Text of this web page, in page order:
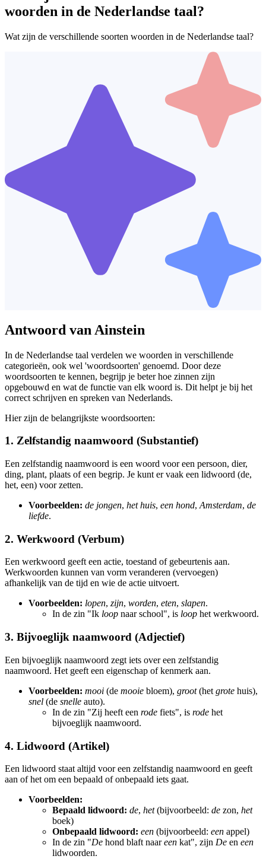
woorden in de Nederlandse taal?
Wat zijn de verschillende soorten woorden in de Nederlandse taal?
Antwoord van Ainstein
In de Nederlandse taal verdelen we woorden in verschillende
categorieën, ook wel 'woordsoorten' genoemd. Door deze
woordsoorten te kennen, begrijp je beter hoe zinnen zijn
opgebouwd en wat de functie van elk woord is. Dit helpt je bij het
correct schrijven en spreken van Nederlands.
Hier zijn de belangrijkste woordsoorten:
1. Zelfstandig naamwoord (Substantief)
Een zelfstandig naamwoord is een woord voor een persoon, dier,
ding, plant, plaats of een begrip. Je kunt er vaak een lidwoord (de,
het, een) voor zetten.
Voorbeelden: de jongen, het huis, een hond, Amsterdam, de
liefde.
2. Werkwoord (Verbum)
Een werkwoord geeft een actie, toestand of gebeurtenis aan.
Werkwoorden kunnen van vorm veranderen (vervoegen)
afhankelijk van de tijd en wie de actie uitvoert.
Voorbeelden: lopen, zijn, worden, eten, slapen.
In de zin "Ik loop naar school", is loop het werkwoord.
3. Bijvoeglijk naamwoord (Adjectief)
Een bijvoeglijk naamwoord zegt iets over een zelfstandig
naamwoord. Het geeft een eigenschap of kenmerk aan.
Voorbeelden: mooi (de mooie bloem), groot(het grote huis),
snel (de snelle auto).
In de zin "Zij heeft een rode fiets", is rode het
bijvoeglijk naamwoord.
4. Lidwoord (Artikel)
Een lidwoord staat altijd voor een zelfstandig naamwoord en geeft
aan of het om een bepaald of onbepaald iets gaat.
Voorbeelden:
Bepaald lidwoord: de, het(bijvoorbeeld: de zon, het
boek)
Onbepaald lidwoord: een (bijvoorbeeld: een appel)
In de zin "De hond blaft naareen kat", zijn De en een
lidwoorden.